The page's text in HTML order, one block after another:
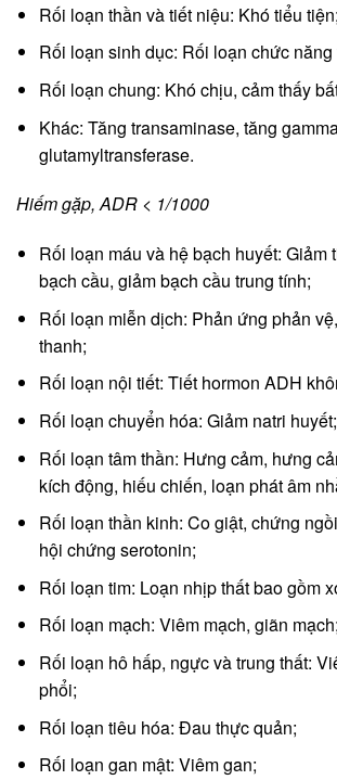
Rối loạn thần và tiết niệu: Khó tiểu tiện;
Rối loạn sinh dục: Rối loạn chức năng
Rối loạn chung: Khó chịu, cảm thấy
Khác: Tăng transaminase, tăng
glutamyltransferase.
Hiếm gặp, ADR < 1/1000
Rối loạn máu và hệ bạch huyết: Giảm
bạch cầu, giảm bạch cầu trung tính;
Rối loạn miễn dịch: Phản ứng phản
thanh;
Rối loạn nội tiết: Tiết hormon ADH
Rối loạn chuyển hóa: Giảm natri huyết;
Rối loạn tâm thần: Hưng cảm, hưng
kích động, hiếu chiến, loạn phát âm
Rối loạn thần kinh: Co giật, chứng
hội chứng serotonin;
Rối loạn tim: Loạn nhịp thất bao gồm
Rối loạn mạch: Viêm mạch, giãn mạch;
Rối loạn hô hấp, ngực và trung thất:
phổi;
Rối loạn tiêu hóa: Đau thực quản;
Rối loạn gan mật: Viêm gan;